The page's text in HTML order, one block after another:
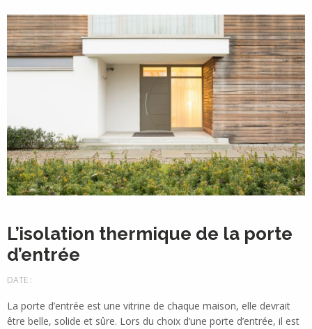
L’isolation thermique de la porte
d’entrée
DATE :
La porte d’entrée est une vitrine de chaque maison, elle devrait
être belle, solide et sûre. Lors du choix d’une porte d’entrée, il est